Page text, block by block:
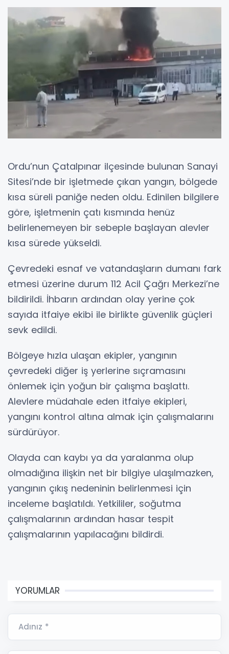
Ordu’nun Çatalpınar ilçesinde bulunan Sanayi
Sitesi’nde bir işletmede çıkan yangın, bölgede
kısa süreli paniğe neden oldu. Edinilen bilgilere
göre, işletmenin çatı kısmında henüz
belirlenemeyen bir sebeple başlayan alevler
kısa sürede yükseldi.
Çevredeki esnaf ve vatandaşların dumanı fark
etmesi üzerine durum 112 Acil Çağrı Merkezi’ne
bildirildi. İhbarın ardından olay yerine çok
sayıda itfaiye ekibi ile birlikte güvenlik güçleri
sevk edildi.
Bölgeye hızla ulaşan ekipler, yangının
çevredeki diğer iş yerlerine sıçramasını
önlemek için yoğun bir çalışma başlattı.
Alevlere müdahale eden itfaiye ekipleri,
yangını kontrol altına almak için çalışmalarını
sürdürüyor.
Olayda can kaybı ya da yaralanma olup
olmadığına ilişkin net bir bilgiye ulaşılmazken,
yangının çıkış nedeninin belirlenmesi için
inceleme başlatıldı. Yetkililer, soğutma
çalışmalarının ardından hasar tespit
çalışmalarının yapılacağını bildirdi.
YORUMLAR
Adınız *